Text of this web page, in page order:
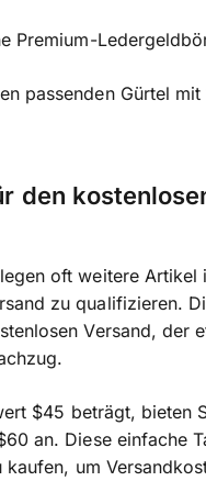
Premium-
passenden Gürtel mit
den
oft weitere Artikel
zu qualifizieren.
Versand, der
$45 beträgt, bieten
an. Diese einfache
um